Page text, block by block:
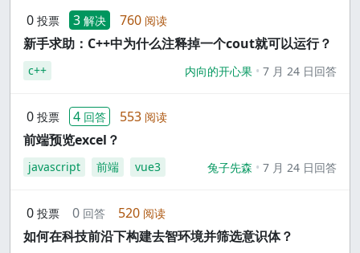
0 投票 3 解决 760 阅读
新手求助：C++中为什么注释掉一个cout就可以运行？
c++ 内向的开心果 7 月 24 日回答
0 投票 4 回答 553 阅读
前端预览excel？
javascript 前端 vue3 兔子先森 7 月 24 日回答
0 投票 0 回答 520 阅读
如何在科技前沿下构建去智环境并筛选意识体？